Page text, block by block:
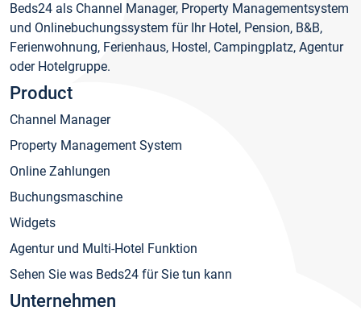
Beds24 als Channel Manager, Property Managementsystem
und Onlinebuchungssystem für Ihr Hotel, Pension, B&B,
Ferienwohnung, Ferienhaus, Hostel, Campingplatz, Agentur
oder Hotelgruppe.
Product
Channel Manager
Property Management System
Online Zahlungen
Buchungsmaschine
Widgets
Agentur und Multi-Hotel Funktion
Sehen Sie was Beds24 für Sie tun kann
Unternehmen